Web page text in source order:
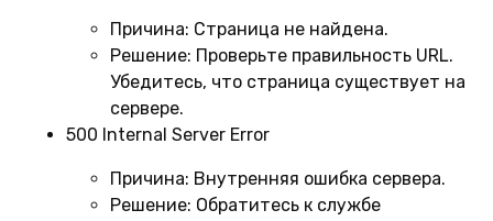
Причина: Страница не найдена.
Решение: Проверьте правильность URL.
Убедитесь, что страница существует на
сервере.
500 Internal Server Error
Причина: Внутренняя ошибка сервера.
Решение: Обратитесь к службе